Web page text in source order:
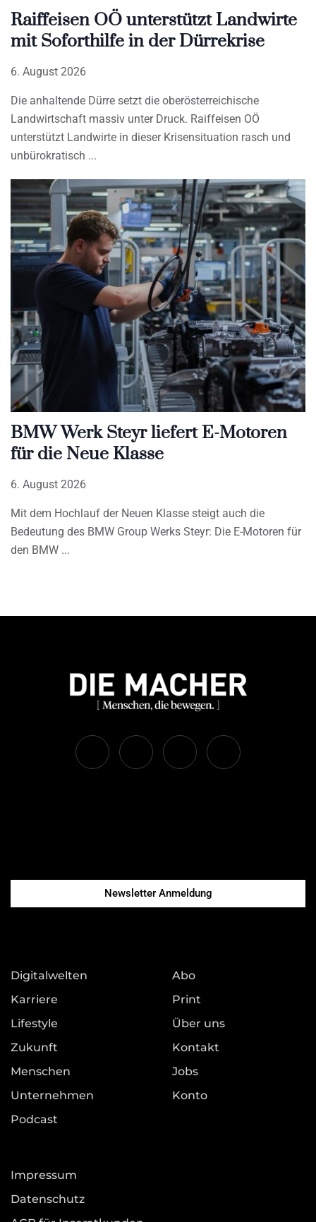
Raiffeisen OÖ unterstützt Landwirte
mit Soforthilfe in der Dürrekrise
6. August 2026
Die anhaltende Dürre setzt die oberösterreichische
Landwirtschaft massiv unter Druck. Raiffeisen OÖ
unterstützt Landwirte in dieser Krisensituation rasch und
unbürokratisch
BMW Werk Steyr liefert E-Motoren
für die Neue Klasse
6. August 2026
Mit dem Hochlauf der Neuen Klasse steigt auch die
Bedeutung des BMW Group Werks Steyr: Die E-Motoren für
den BMW
Newsletter Anmeldung
Digitalwelten
Karriere
Lifestyle
Zukunft
Menschen
Unternehmen
Podcast
Abo
Print
Über uns
Kontakt
Jobs
Konto
Impressum
Datenschutz